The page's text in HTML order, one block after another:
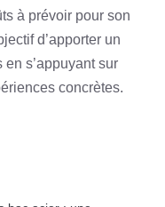
à prévoir pour son
d’apporter un
s’appuyant sur
concrètes.